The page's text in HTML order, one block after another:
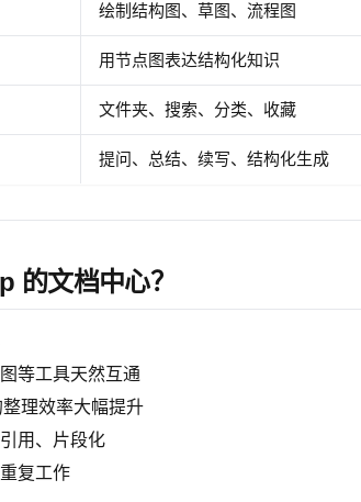
绘制结构图、草图、流程图
用节点图表达结构化知识
文件夹、搜索、分类、收藏
提问、总结、续写、结构化生成
的文档中心？
等工具天然互通
理效率大幅提升
用、片段化
复工作